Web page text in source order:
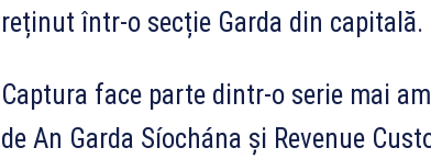
reținut într-o secție Garda din capitală.
Captura face parte dintr-o serie mai
de An Garda Síochána și Revenue